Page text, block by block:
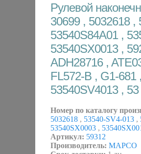
Рулевой
30699 , 5032618 ,
53540S84A01 ,
53540SX0013 ,
ADH28716 ,
FL572-B , G1-681
53540SV4013 , 53
Номер по каталогу
5032618 , 53540-SV4-013 ,
53540SX0003 ,
Артикул: 59312
Производитель: MAPCO